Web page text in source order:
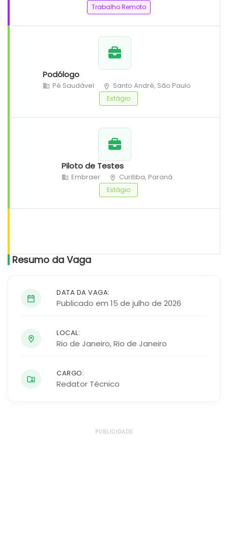
Trabalho Remoto
Podólogo
Pé Saudável Santo André, São Paulo
Estágio
Piloto de Testes
Embraer Curitiba, Paraná
Estágio
Resumo da Vaga
DATA DA VAGA:
Publicado em 15 de julho de 2026
LOCAL:
Rio de Janeiro,Rio de Janeiro
CARGO:
Redator Técnico
PUBLICIDADE